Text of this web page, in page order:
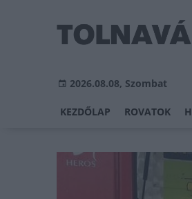
2026.08.08, Szombat
KEZDŐLAP ROVATOK